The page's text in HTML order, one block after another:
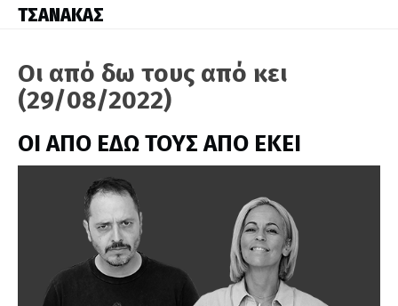
ΤΣΑΝΑΚΑΣ
Οι από δω τους από κει
(29/08/2022)
ΟΙ ΑΠΟ ΕΔΩ ΤΟΥΣ ΑΠΟ ΕΚΕΙ